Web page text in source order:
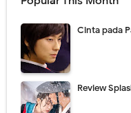
Cinta pada
Review